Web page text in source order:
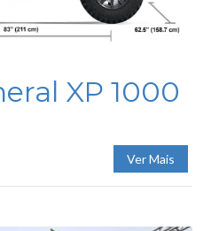
XP 1000
Ver Mais